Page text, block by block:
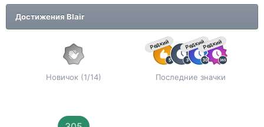
Достижения Blair
Новичок (1/14)
Редкий РедкийРедкий
Последние значки